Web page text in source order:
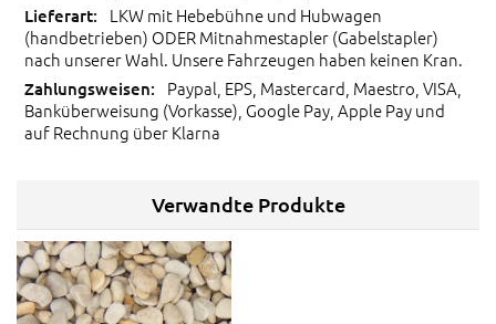
LKW mit Hebebühne und Hubwagen
(handbetrieben) ODER Mitnahmestapler (Gabelstapler)
nach unserer Wahl. Unsere Fahrzeugen haben keinen Kran.
Paypal, EPS, Mastercard, Maestro, VISA,
Banküberweisung (Vorkasse), Google Pay, Apple Pay und
auf Rechnung über Klarna
Verwandte Produkte